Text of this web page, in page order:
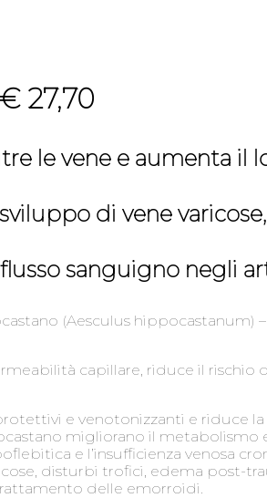
27,70
le vene e aumenta il
di vene
sanguigno negli
(Aesculus hippocastanum)
capillare, riduce il
e venotonizzanti e riduce
migliorano il metabolismo
e l’insufficienza venosa
disturbi trofici, edema post-
delle emorroidi.